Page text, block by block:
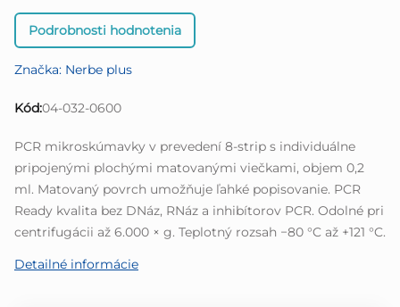
Priemerné
hodnotenie
je
0,0
5
hviezdičiek.
Podrobnosti hodnotenia
Značka: Nerbe plus
Kód:04-032-0600
PCR mikroskúmavky v prevedení 8-strip s individuálne
pripojenými plochými matovanými viečkami, objem 0,2
ml. Matovaný povrch umožňuje ľahké popisovanie. PCR
Ready kvalita bez DNáz, RNáz a inhibítorov PCR. Odolné pri
centrifugácii až 6.000 × g. Teplotný rozsah −80 °C až +121 °C.
Detailné informácie